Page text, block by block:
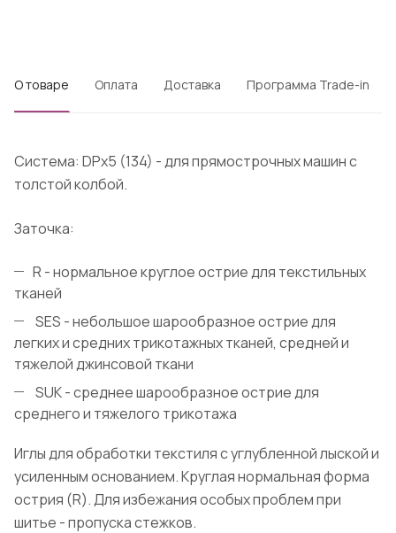
О товаре Оплата Доставка Программа Trade-in
Система: DPx5 (134) - для прямострочных машин с
толстой колбой.
Заточка:
R - нормальное круглое острие для текстильных
тканей
SES - небольшое шарообразное острие для
легких и средних трикотажных тканей, средней и
тяжелой джинсовой ткани
SUK - среднее шарообразное острие для
среднего и тяжелого трикотажа
Иглы для обработки текстиля с углубленной лыской и
усиленным основанием. Круглая нормальная форма
острия (R). Для избежания особых проблем при
шитье - пропуска стежков.